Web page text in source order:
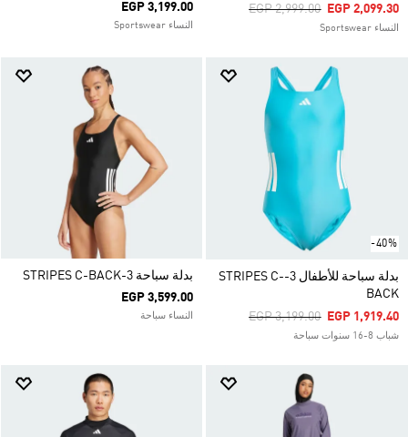
Price Reduced From
EGP 2,999.00ToEGP 2,099.30
النساء Sportswear
EGP 3,199.00
النساء Sportswear
-40%
بدلة سباحة للأطفال 3-STRIPES C-
BACK
Price Reduced From
EGP 3,199.00ToEGP 1,919.40
شباب 8-16 سنوات سباحة
بدلة سباحة 3-STRIPES C-BACK
EGP 3,599.00
النساء سباحة